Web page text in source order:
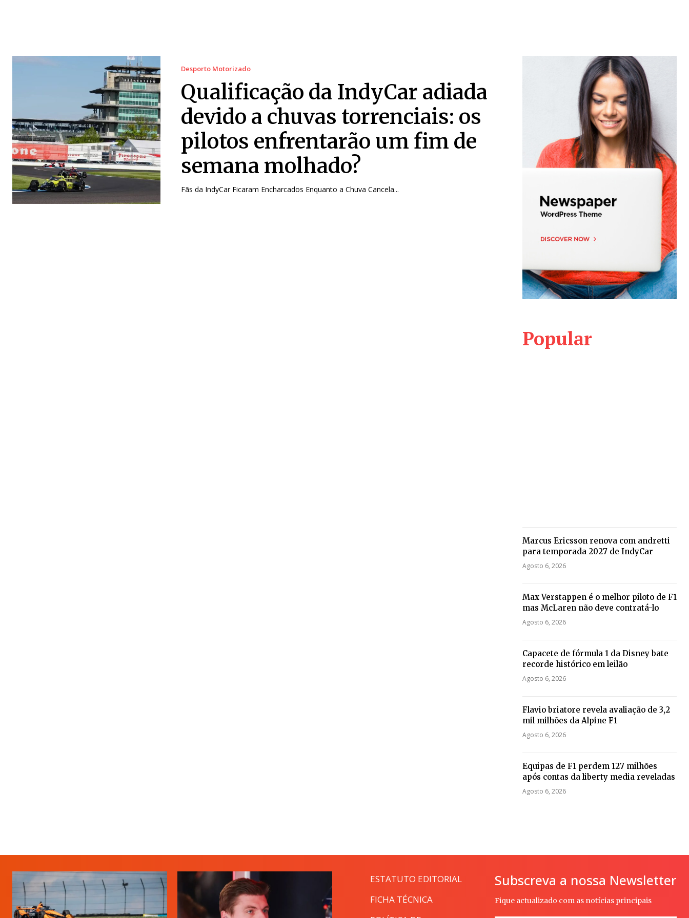
Desporto Motorizado
Qualificação da IndyCar adiada
devido a chuvas torrenciais: os
pilotos enfrentarão um fim de
semana molhado?
Fãs da IndyCar Ficaram Encharcados Enquanto a Chuva Cancela...
Popular
Marcus Ericsson renova com andretti
para temporada 2027 de IndyCar
Agosto 6, 2026
Max Verstappen é o melhor piloto de F1
mas McLaren não deve contratá-lo
Agosto 6, 2026
Capacete de fórmula 1 da Disney bate
recorde histórico em leilão
Agosto 6, 2026
Flavio briatore revela avaliação de 3,2
mil milhões da Alpine F1
Agosto 6, 2026
Equipas de F1 perdem 127 milhões
após contas da liberty media reveladas
Agosto 6, 2026
ESTATUTO EDITORIAL
FICHA TÉCNICA
Subscreva a nossa Newsletter
Fique actualizado com as notícias principais